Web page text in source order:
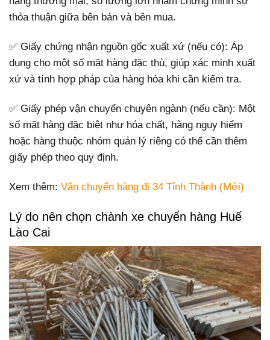
thỏa thuận giữa bên bán và bên mua.
✅ Giấy chứng nhận nguồn gốc xuất xứ (nếu có): Áp
dụng cho một số mặt hàng đặc thù, giúp xác minh xuất
xứ và tính hợp pháp của hàng hóa khi cần kiểm tra.
✅ Giấy phép vận chuyển chuyên ngành (nếu cần): Một
số mặt hàng đặc biệt như hóa chất, hàng nguy hiểm
hoặc hàng thuộc nhóm quản lý riêng có thể cần thêm
giấy phép theo quy định.
Xem thêm: Vận chuyển hàng đi 34 Tỉnh Thành (Mới)
Lý do nên chọn chành xe chuyển hàng Huế
Lào Cai